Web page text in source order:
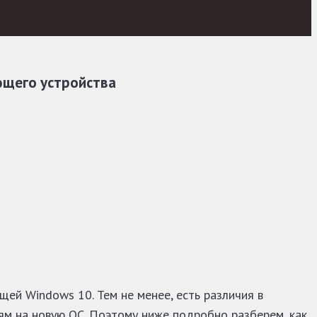
устройства
Windows 10. Тем не менее, есть различия в